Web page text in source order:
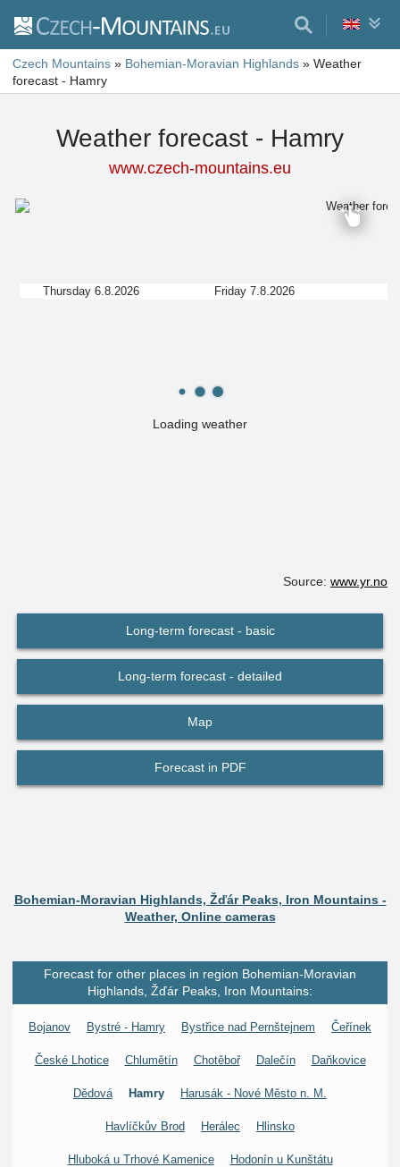
Czech Mountains » Bohemian-Moravian Highlands » Weather
forecast - Hamry
Weather forecast - Hamry
www.czech-mountains.eu
Loading weather
Thursday 6.8.2026 Friday 7.8.2026
Source: www.yr.no
Long-term forecast - basic
Long-term forecast - detailed
Map
Forecast in PDF
Bohemian-Moravian Highlands, Žďár Peaks, Iron Mountains -
Weather, Online cameras
Forecast for other places in region Bohemian-Moravian
Highlands, Žďár Peaks, Iron Mountains:
Bojanov Bystré - Hamry Bystřice nad Pernštejnem Čeřínek
České Lhotice Chlumětín Chotěboř Dalečín Daňkovice
Dědová Hamry Harusák - Nové Město n. M.
Havlíčkův Brod Herálec Hlinsko
Hluboká u Trhové Kamenice Hodonín u Kunštátu